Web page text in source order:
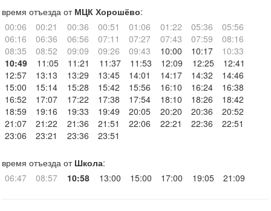
время отъезда от МЦК Хорошёво:
00:06
00:21 00:36 00:51 01:06 01:22 05:36
05:56
06:16
06:36 06:56 07:11 07:27 07:43 07:59
08:16
08:35
08:52 09:09 09:26 09:43 10:00 10:17
10:33
10:49
11:05 11:21 11:37 11:53 12:09 12:25
12:41
12:57
13:13 13:29 13:45 14:01 14:17 14:32
14:46
15:00
15:14 15:28 15:42 15:56 16:10 16:24
16:38
16:52
17:07 17:22 17:38 17:54 18:10 18:26
18:42
18:59
19:16 19:33 19:49 20:05 20:20 20:36
20:52
21:07
21:22 21:36 21:51 22:06 22:21 22:36
22:51
23:06
23:21 23:36 23:51
время отъезда от Школа:
06:47
08:57 10:58 13:00 15:00 17:00 19:05 21:09